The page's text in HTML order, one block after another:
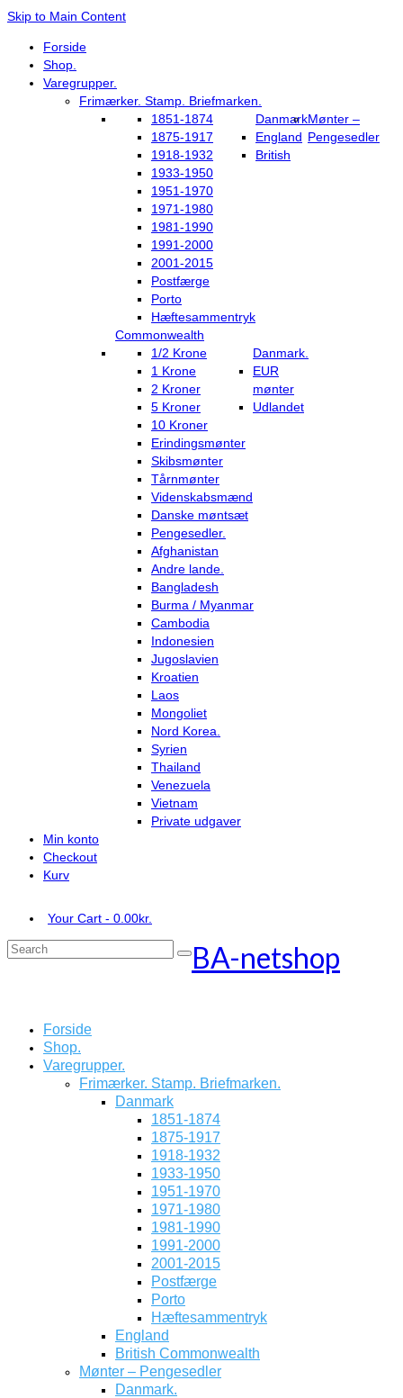
Skip to Main Content
Forside
Shop.
Varegrupper.
Frimærker. Stamp. Briefmarken.
Danmark
1851-1874
1875-1917
1918-1932
1933-1950
1951-1970
1971-1980
1981-1990
1991-2000
2001-2015
Postfærge
Porto
Hæftesammentryk
England
British
Commonwealth
Mønter –
Pengesedler
Danmark.
1/2 Krone
1 Krone
2 Kroner
5 Kroner
10 Kroner
Erindingsmønter
Skibsmønter
Tårnmønter
Videnskabsmænd
Danske møntsæt
Pengesedler.
EUR
mønter
Udlandet
Afghanistan
Andre lande.
Bangladesh
Burma / Myanmar
Cambodia
Indonesien
Jugoslavien
Kroatien
Laos
Mongoliet
Nord Korea.
Syrien
Thailand
Venezuela
Vietnam
Private udgaver
Min konto
Checkout
Kurv
Your Cart - 0.00kr.
Search
BA-netshop
Forside
Shop.
Varegrupper.
Frimærker. Stamp. Briefmarken.
Danmark
1851-1874
1875-1917
1918-1932
1933-1950
1951-1970
1971-1980
1981-1990
1991-2000
2001-2015
Postfærge
Porto
Hæftesammentryk
England
British Commonwealth
Mønter – Pengesedler
Danmark.